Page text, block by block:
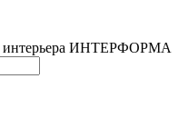
интерьера ИНТЕРФОРМА